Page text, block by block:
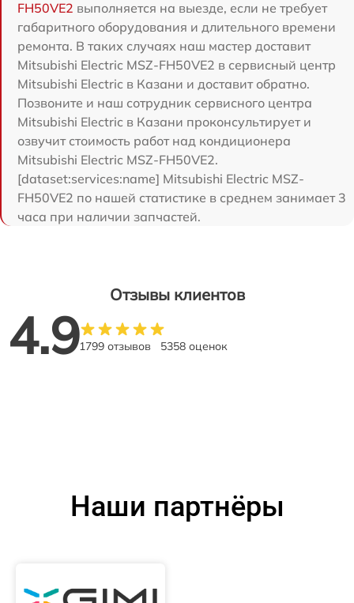
FH50VE2 выполняется на выезде, если не требует
габаритного оборудования и длительного времени
ремонта. В таких случаях наш мастер доставит
Mitsubishi Electric MSZ-FH50VE2 в сервисный центр
Mitsubishi Electric в Казани и доставит обратно.
Позвоните и наш сотрудник сервисного центра
Mitsubishi Electric в Казани проконсультирует и
озвучит стоимость работ над кондиционера
Mitsubishi Electric MSZ-FH50VE2.
[dataset:services:name] Mitsubishi Electric MSZ-
FH50VE2 по нашей статистике в среднем занимает 3
часа при наличии запчастей.
Отзывы клиентов
4.91799 отзывов 5358 оценок
Наши партнёры